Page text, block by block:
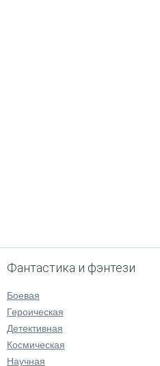
Фантастика и фэнтези
Боевая
Героическая
Детективная
Космическая
Научная